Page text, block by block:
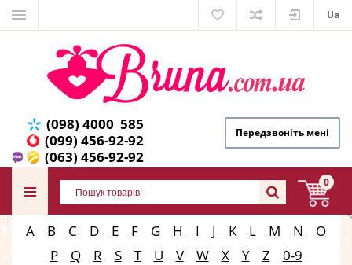
Ua
(098) 4000 585
(099) 456-92-92
(063) 456-92-92
Передзвоніть мені
0
A B C D E F G H I J K L M N
O
P
Q R S T U V W X Y Z
0-9